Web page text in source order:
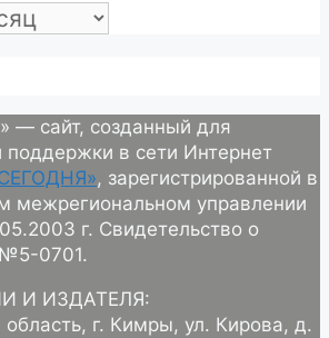
— сайт, созданный для
в сети Интернет
, зарегистрированной в
межрегиональном управлении
г. Свидетельство о
0701.
И ИЗДАТЕЛЯ:
область, г. Кимры, ул. Кирова, д.